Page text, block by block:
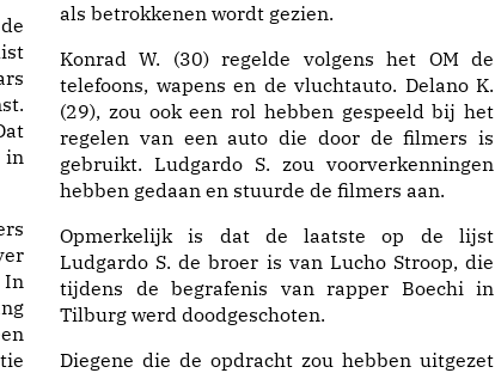
in
In
als betrokkenen wordt gezien.
Konrad W. (30) regelde volgens het OM de
telefoons, wapens en de vluchtauto. Delano K.
(29), zou ook een rol hebben gespeeld bij het
regelen van een auto die door de filmers is
gebruikt. Ludgardo S. zou voorverkenningen
hebben gedaan en stuurde de filmers aan.
Opmerkelijk is dat de laatste op de lijst
Ludgardo S. de broer is van Lucho Stroop, die
tijdens de begrafenis van rapper Boechi in
Tilburg werd doodgeschoten.
Diegene die de opdracht zou hebben uitgezet